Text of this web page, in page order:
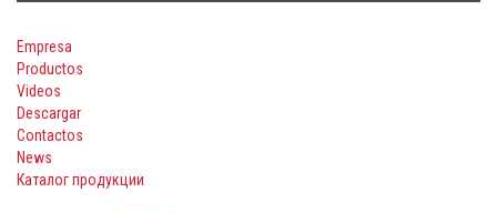
Empresa
Productos
Videos
Descargar
Contactos
News
Каталог продукции